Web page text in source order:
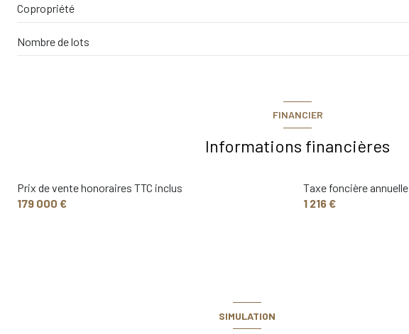
Copropriété
Nombre de lots
FINANCIER
Informations financières
Prix de vente honoraires TTC inclus
179 000 €
Taxe foncière annuelle
1 216 €
SIMULATION